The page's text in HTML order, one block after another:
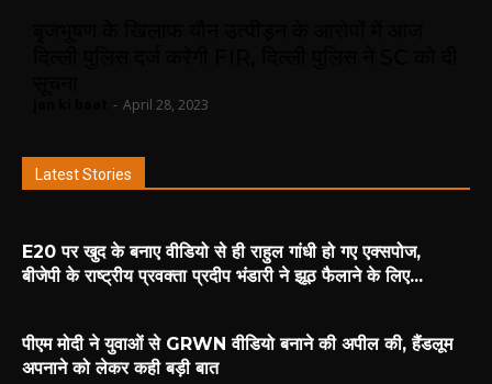
- April 28, 2023
Latest Stories
E20 पर खुद के बनाए वीडियो से ही राहुल गांधी हो गए एक्सपोज,
बीजेपी के राष्ट्रीय प्रवक्ता प्रदीप भंडारी ने झूठ फैलाने के लिए...
पीएम मोदी ने युवाओं से GRWN वीडियो बनाने की अपील की, हैंडलूम
अपनाने को लेकर कही बड़ी बात